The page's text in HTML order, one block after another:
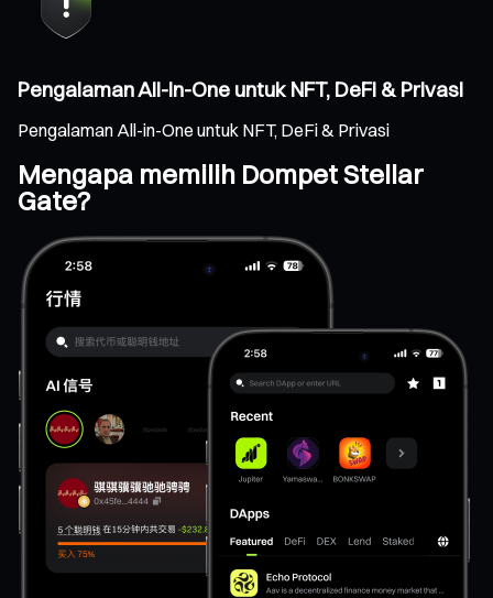
Pengalaman All-in-One untuk NFT, DeFi & Privasi
Pengalaman All-in-One untuk NFT, DeFi & Privasi
Mengapa memilih Dompet Stellar
Gate?